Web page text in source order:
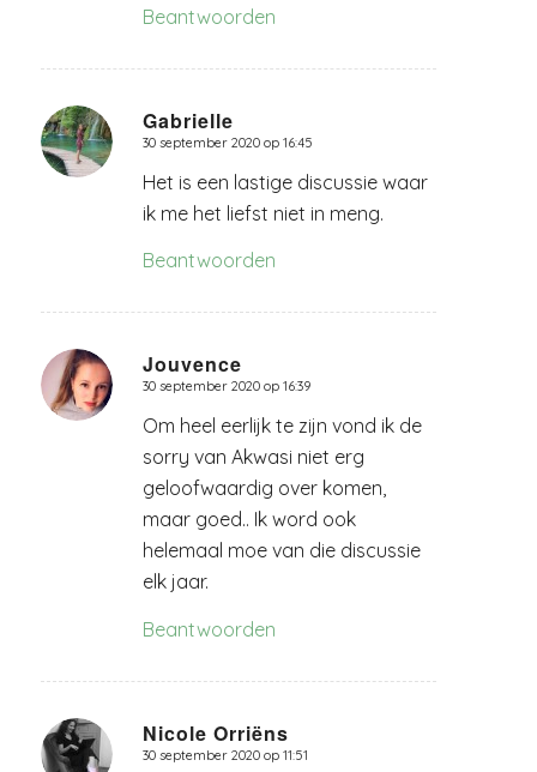
Beantwoorden
Gabrielle
zegt:
30 september 2020 op 16:45
Het is een lastige discussie waar
ik me het liefst niet in meng.
Beantwoorden
Jouvence
zegt:
30 september 2020 op 16:39
Om heel eerlijk te zijn vond ik de
sorry van Akwasi niet erg
geloofwaardig over komen,
maar goed.. Ik word ook
helemaal moe van die discussie
elk jaar.
Beantwoorden
Nicole Orriëns
zegt:
30 september 2020 op 11:51